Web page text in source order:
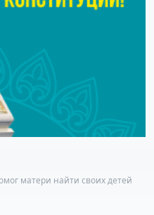
матери найти своих детей